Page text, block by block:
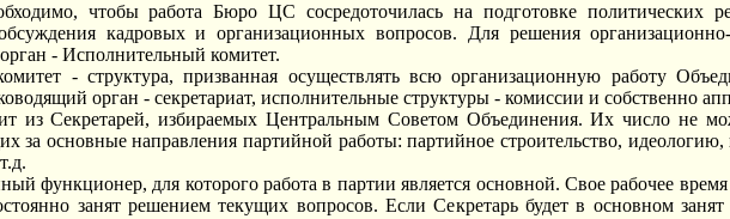
чтобы работа Бюро ЦС сосредоточилась на подготовке политических
кадровых и организационных вопросов. Для решения
- Исполнительный комитет.
- структура, призванная осуществлять всю организационную работу
орган - секретариат, исполнительные структуры - комиссии и собственно
из Секретарей, избираемых Центральным Советом Объединения. Их число не
за основные направления партийной работы: партийное строительство, идеологию,
функционер, для которого работа в партии является основной. Свое рабочее
занят решением текущих вопросов. Если Секретарь будет в основном